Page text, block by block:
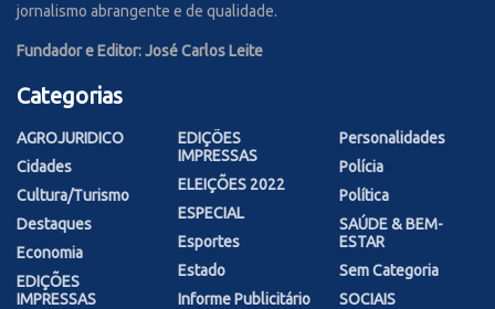
jornalismo abrangente e de qualidade.
Fundador e Editor: José Carlos Leite
Categorias
AGROJURIDICO
Cidades
Cultura/Turismo
Destaques
Economia
EDIÇÕES
IMPRESSAS
EDIÇÕES
IMPRESSAS
ELEIÇÕES 2022
ESPECIAL
Esportes
Estado
Informe Publicitário
Personalidades
Polícia
Política
SAÚDE & BEM-
ESTAR
Sem Categoria
SOCIAIS